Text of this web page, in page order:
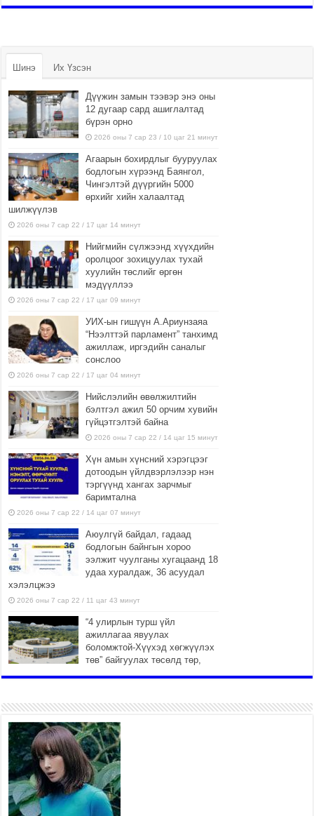
Шинэ Их Үзсэн
Дүүжин замын тээвэр энэ оны
12 дугаар сард ашиглалтад
бүрэн орно
2026 оны 7 сар 23 / 10 цаг 21 минут
Агаарын бохирдлыг бууруулах
бодлогын хүрээнд Баянгол,
Чингэлтэй дүүргийн 5000
өрхийг хийн халаалтад
шилжүүлэв
2026 оны 7 сар 22 / 17 цаг 14 минут
Нийгмийн сүлжээнд хүүхдийн
оролцоог зохицуулах тухай
хуулийн төслийг өргөн
мэдүүллээ
2026 оны 7 сар 22 / 17 цаг 09 минут
УИХ-ын гишүүн А.Ариунзаяа
“Нээлттэй парламент” танхимд
ажиллаж, иргэдийн саналыг
сонслоо
2026 оны 7 сар 22 / 17 цаг 04 минут
Нийслэлийн өвөлжилтийн
бэлтгэл ажил 50 орчим хувийн
гүйцэтгэлтэй байна
2026 оны 7 сар 22 / 14 цаг 15 минут
Хүн амын хүнсний хэрэгцээг
дотоодын үйлдвэрлэлээр нэн
тэргүүнд хангах зарчмыг
баримтална
2026 оны 7 сар 22 / 14 цаг 07 минут
Аюулгүй байдал, гадаад
бодлогын байнгын хороо
ээлжит чуулганы хугацаанд 18
удаа хуралдаж, 36 асуудал
хэлэлцжээ
2026 оны 7 сар 22 / 11 цаг 43 минут
“4 улирлын турш үйл
ажиллагаа явуулах
боломжтой-Хүүхэд хөгжүүлэх
төв” байгуулах төсөлд төр,
Б.Пүрэвдагва: “Урт цагаан”-ыг
залуучууд чөлөөт цагаа
өнгөрүүлдэг, жуулчид зорьж
ирдэг цэг болгоно
2026 оны 7 сар 21 / 16 цаг 47 минут
Тусгай замын автобус /BRT/
төслийн удирдах хорооны